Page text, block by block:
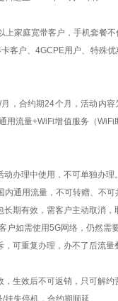
2 3 4
家庭宽带客户，手机套餐不
客户、4GCPE用户、特殊
，合约期24个月，活动内容
用流量+WiFi增值服务（WiFi
办理中使用，不可单独办理。
通用流量，不可转赠、不可
期有效，需客户主动取消，
如需使用5G网络，仍然需
可重复办理，办不了后流量
生效后不可返销，只可解约
/挂失停机，合约期顺延.